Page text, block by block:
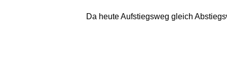
Da heute Aufstiegsweg gleich